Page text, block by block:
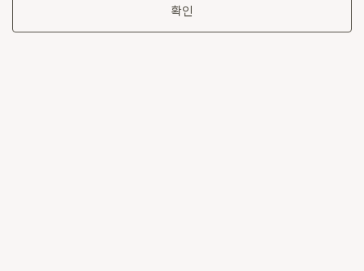
확인